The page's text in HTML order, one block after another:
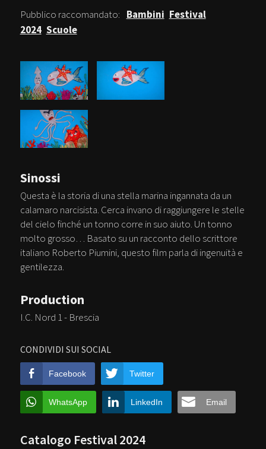
Pubblico raccomandato: Bambini Festival
2024 Scuole
Sinossi
Questa è la storia di una stella marina ingannata da un
calamaro narcisista. Cerca invano di raggiungere le stelle
del cielo finché un tonno corre in suo aiuto. Un tonno
molto grosso… Basato su un racconto dello scrittore
italiano Roberto Piumini, questo film parla di ingenuità e
gentilezza.
CONDIVIDI SUI SOCIAL
Facebook Twitter
WhatsApp LinkedIn Email
Production
I.C. Nord 1 - Brescia
Catalogo Festival 2024